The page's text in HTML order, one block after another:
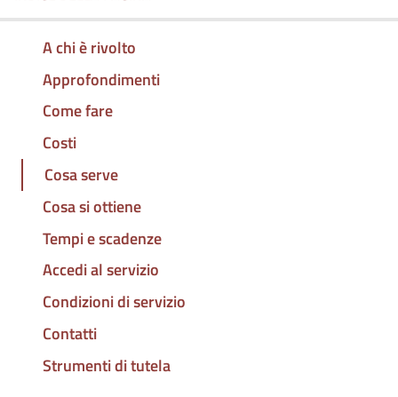
A chi è rivolto
Approfondimenti
Come fare
Costi
Cosa serve
Cosa si ottiene
Tempi e scadenze
Accedi al servizio
Condizioni di servizio
Contatti
Strumenti di tutela